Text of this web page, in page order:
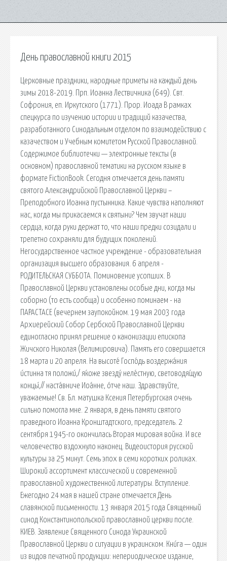
День православной книги 2015
Церковные праздники, народные приметы на каждый день
зимы 2018-2019. Прп. Иоанна Лествичника (649). Свт.
Софрония, еп. Иркутского (1771). Прор. Иоада В рамках
спецкурса по изучению истории и традиций казачества,
разработанного Синодальным отделом по взаимодействию с
казачеством и Учебным комитетом Русской Православной.
Содержимое библиотечки — электронные тексты (в
основном) православной тематики на русском языке в
формате FictionBook. Сегодня отмечается день памяти
святого Александрийской Православной Церкви –
Преподобного Иоанна пустынника. Какие чувства наполняют
нас, когда мы прикасаемся к святыни? Чем звучат наши
сердца, когда руки держат то, что наши предки созидали и
трепетно сохраняли для будущих поколений.
Негосударственное частное учреждение - образовательная
организация высшего образования. 6 апреля -
РОДИТЕЛЬСКАЯ СУББОТА. Поминовение усопших. В
Православной Церкви установлены особые дни, когда мы
соборно (то есть сообща) и особенно поминаем - на
ПАРАСТАСЕ (вечернем заупокойном. 19 мая 2003 года
Архиерейский Собор Сербской Православной Церкви
единогласно принял решение о канонизации епископа
Жичского Николая (Велимировича). Память его совершается
18 марта и 20 апреля. На высоте́ Госпо́дь воздержа́ния
и́стинна тя положи́,/ я́коже звезду́ неле́стную, световодя́щую
концы́,// наста́вниче Иоа́нне, о́тче наш. Здравствуйте,
уважаемые! Св. Бл. матушка Ксения Петербургская очень
сильно помогла мне. 2 января, в день памяти святого
праведного Иоанна Кронштадтского, председатель. 2
сентября 1945-го окончилась Вторая мировая война. И все
человечество вздохнуло наконец. Видеоистория русской
культуры за 25 минут. Семь эпох в семи коротких роликах.
Широкий ассортимент классической и современной
православной художественной литературы. Вступление.
Ежегодно 24 мая в нашей стране отмечается День
славянской письменности. 13 января 2015 года Священный
синод Константинопольской православной церкви после.
КИЕВ. Заявление Священного Синода Украинской
Православной Церкви о ситуации в украинском. Кни́га — один
из видов печатной продукции: непериодическое издание,